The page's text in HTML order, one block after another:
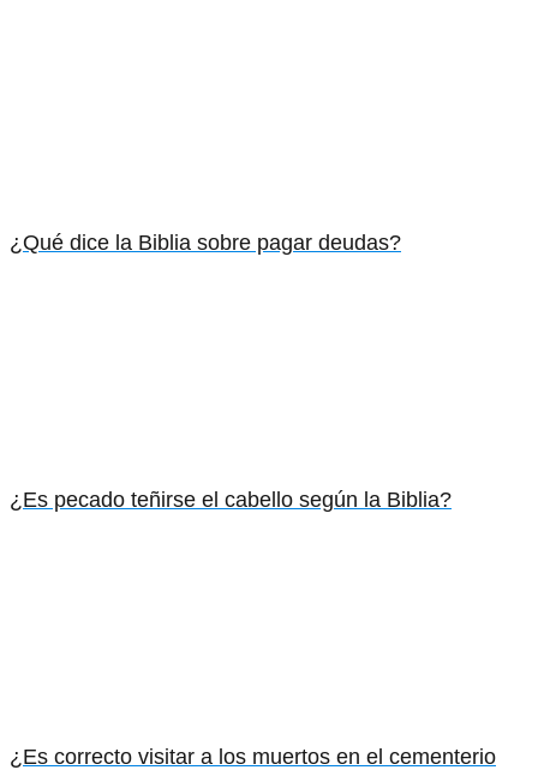
¿Qué dice la Biblia sobre pagar deudas?
¿Es pecado teñirse el cabello según la Biblia?
¿Es correcto visitar a los muertos en el cementerio